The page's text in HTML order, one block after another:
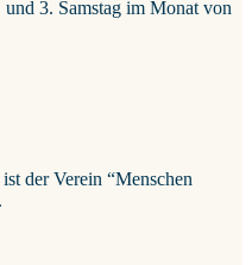
3. Samstag im Monat von
der Verein “Menschen